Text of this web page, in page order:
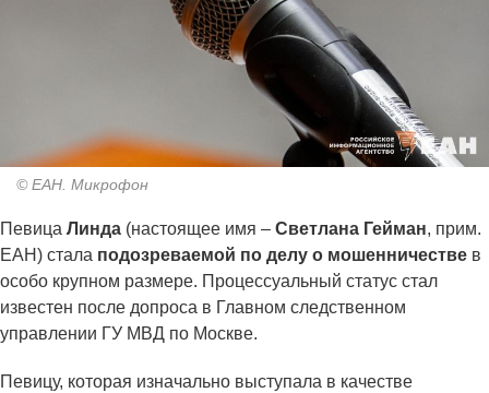
© ЕАН. Микрофон
Певица Линда (настоящее имя – Светлана Гейман, прим.
ЕАН) стала подозреваемой по делу о мошенничестве в
особо крупном размере. Процессуальный статус стал
известен после допроса в Главном следственном
управлении ГУ МВД по Москве.
Певицу, которая изначально выступала в качестве